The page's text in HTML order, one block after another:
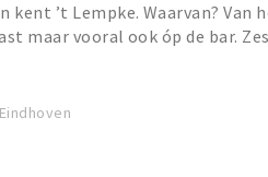
kent ’t Lempke. Waarvan? Van
maar vooral ook óp de bar. Zes